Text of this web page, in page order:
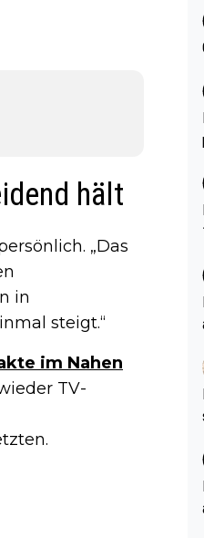
hält
„Das
in
steigt.“
im Nahen
TV-
l. Allerdings ist Mitchell Lawrie als Nummer 1 der Welt eh quali